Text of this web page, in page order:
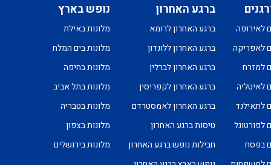
לאירופה
לאפריקה
למזרח
לאיטליה
לתאילנד
לפורטוגל
בפסח
ברגע האחרון
ברגע האחרון לרומא
ברגע האחרון ללונדון
ברגע האחרון לברלין
ברגע האחרון לקפריסין
ברגע האחרון לאמסטרדם
טיסות ברגע האחרון
חבילות נופש ברגע האחרון
נופש בארץ
מלונות באילת
מלונות בים המלח
מלונות בחיפה
מלונות בתל אביב
מלונות בטבריה
מלונות בצפון
מלונות בירושלים